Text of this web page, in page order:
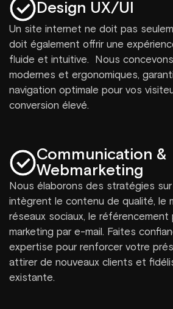
Design UX/UI
Un site internet ne doit pas
doit également offrir une
fluide et intuitive. Nous
modernes et ergonomiques,
navigation optimale pour vos
conversion élevé.
Communication &
Webmarketing
Nous élaborons des stratégies sur
intègrent le contenu de qualité, le
réseaux sociaux, le référencement
marketing par e-mail. Faites
expertise pour renforcer votre
attirer de nouveaux clients et
existante.